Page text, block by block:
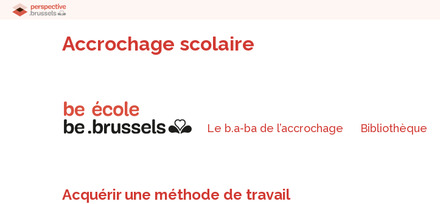
Accrochage scolaire
Le b.a-ba de l’accrochage Bibliothèque
Acquérir une méthode de travail